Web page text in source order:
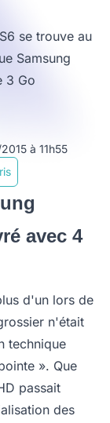
se trouve au
Samsung
3 Go
à 11h55
avec 4
d'un lors de
n'était
technique
». Que
passait
des